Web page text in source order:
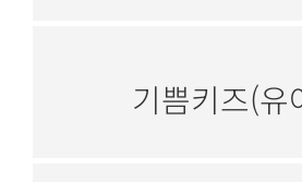
기쁨키즈(유